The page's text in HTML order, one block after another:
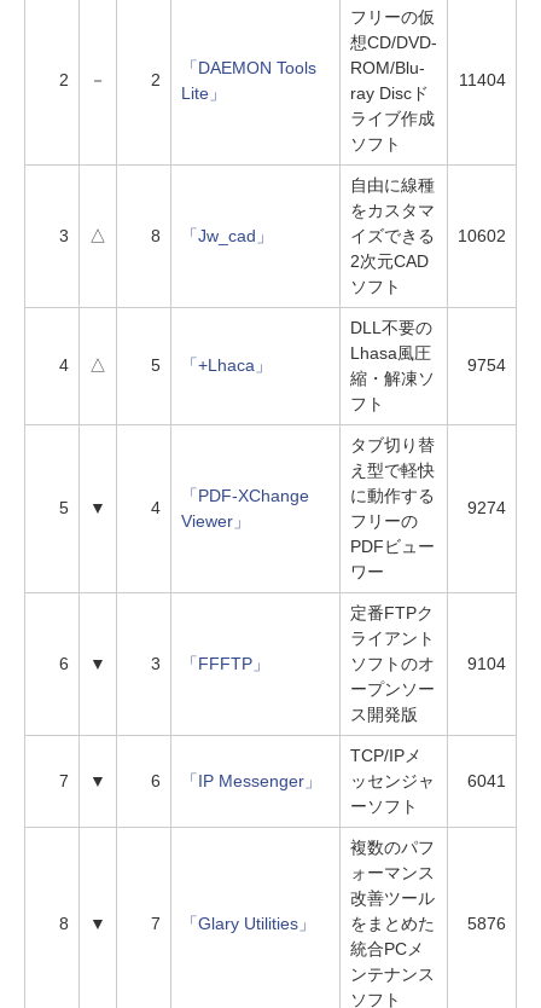
2 － 2
「DAEMON Tools
Lite」
フリーの仮
想CD/DVD-
ROM/Blu-
ray Discド
ライブ作成
ソフト
11404
3 △ 8 「Jw_cad」
自由に線種
をカスタマ
イズできる
2次元CAD
ソフト
10602
4 △ 5 「+Lhaca」
DLL不要の
Lhasa風圧
縮・解凍ソ
フト
9754
5 ▼ 4
「PDF-XChange
Viewer」
タブ切り替
え型で軽快
に動作する
フリーの
PDFビュー
ワー
9274
6 ▼ 3 「FFFTP」
定番FTPク
ライアント
ソフトのオ
ープンソー
ス開発版
9104
7 ▼ 6 「IP Messenger」
TCP/IPメ
ッセンジャ
ーソフト
6041
8 ▼ 7 「Glary Utilities」
複数のパフ
ォーマンス
改善ツール
をまとめた
統合PCメ
ンテナンス
ソフト
5876